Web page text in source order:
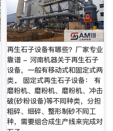
再生石子设备有哪些？厂家专业
靠谱 - 河南机器关于再生石子
设备，一般有移动式和固定式两
类。 固定式再生石子设备： 有
磨粉机、磨粉机、磨粉机、冲击
破(砂粉设备)等不同种类，分担
粗碎、细碎、整形制砂不同工
种，需要组合成生产线来完成对